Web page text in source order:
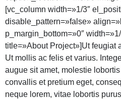
[vc_column width=»1/3″
disable_pattern=»false»
p_margin_bottom=»0″
title=»About Project»]Ut feugiat
Ut mollis ac felis et varius.
augue sit amet, molestie
convallis et pretium eget,
neque lorem, vitae lobortis